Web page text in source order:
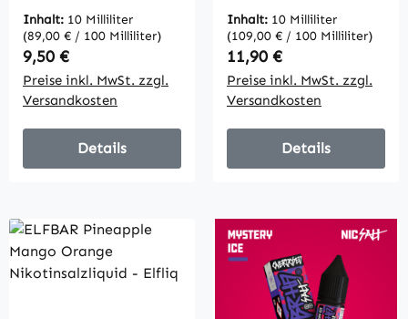
10mg/20mg
Inhalt: 10 Milliliter
(89,00 € / 100 Milliliter)
Regulärer Preis:
9,50 €
Preise inkl. MwSt. zzgl.
Versandkosten
Details
Elfliq-
Inhalt: 10 Milliliter
(109,00 € / 100 Milliliter)
Regulärer Preis:
11,90 €
Preise inkl. MwSt. zzgl.
Versandkosten
Details